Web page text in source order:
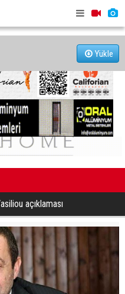
Yükle
açıklaması